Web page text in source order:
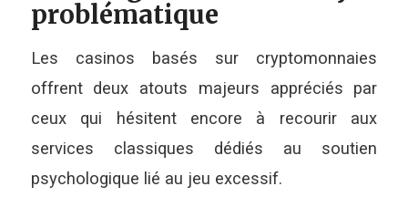
problématique
Les casinos basés sur cryptomonnaies
offrent deux atouts majeurs appréciés par
ceux qui hésitent encore à recourir aux
services classiques dédiés au soutien
psychologique lié au jeu excessif.